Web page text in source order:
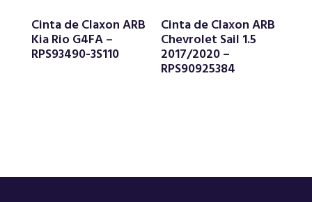
Cinta de Claxon ARB
Kia Rio G4FA –
RPS93490-3S110
Cinta de Claxon ARB
Chevrolet Sail 1.5
2017/2020 –
RPS90925384